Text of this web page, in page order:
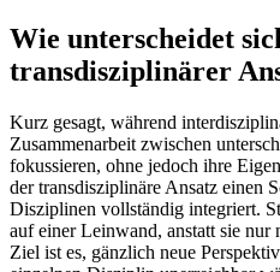
Wie unterscheidet
transdisziplinärer
Kurz gesagt, während
Zusammenarbeit zwischen
fokussieren, ohne jedoch ihre
der transdisziplinäre Ansatz einen
Disziplinen vollständig integriert.
auf einer Leinwand, anstatt sie nur
Ziel ist es, gänzlich neue